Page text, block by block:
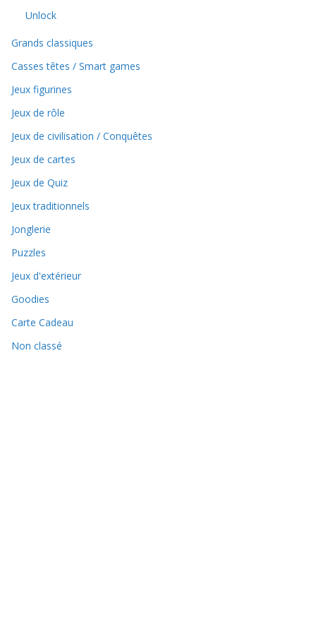
Unlock
Grands classiques
Casses têtes / Smart games
Jeux figurines
Jeux de rôle
Jeux de civilisation / Conquêtes
Jeux de cartes
Jeux de Quiz
Jeux traditionnels
Jonglerie
Puzzles
Jeux d'extérieur
Goodies
Carte Cadeau
Non classé